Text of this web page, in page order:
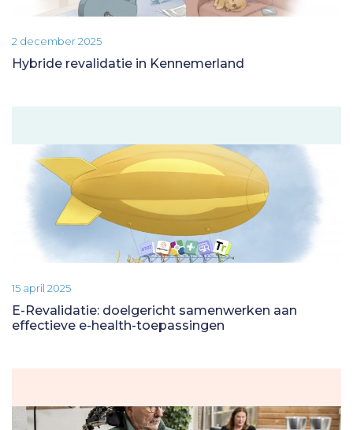
2 december 2025
Hybride revalidatie in Kennemerland
15 april 2025
E-Revalidatie: doelgericht samenwerken aan
effectieve e-health-toepassingen